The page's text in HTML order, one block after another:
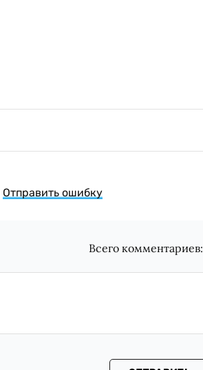
Отправить ошибку
Всего комментариев: